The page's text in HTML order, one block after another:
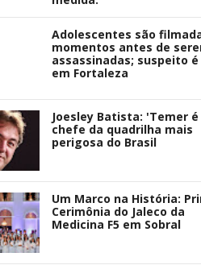
Adolescentes são
momentos antes de
assassinadas; suspeito
em Fortaleza
Joesley Batista: 'Temer é
chefe da quadrilha mais
perigosa do Brasil
Um Marco na História:
Cerimônia do Jaleco da
Medicina F5 em Sobral